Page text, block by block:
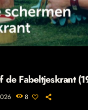
de Fabeltjeskrant
8